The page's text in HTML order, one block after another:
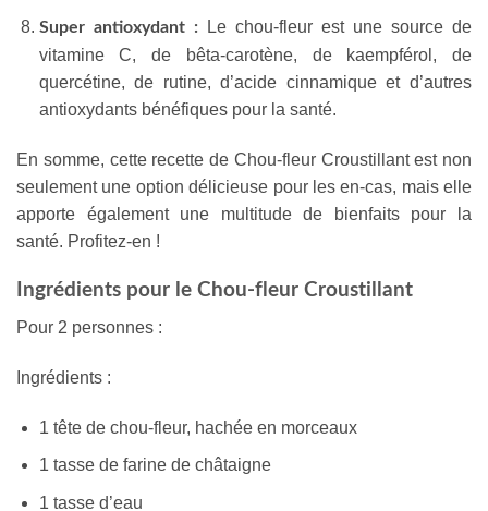
Super antioxydant :Le chou-fleur est une source de
vitamine C, de bêta-carotène, de kaempférol, de
quercétine, de rutine, d’acide cinnamique et d’autres
antioxydants bénéfiques pour la santé.
En somme, cette recette de Chou-fleur Croustillant est non
seulement une option délicieuse pour les en-cas, mais elle
apporte également une multitude de bienfaits pour la
santé. Profitez-en !
Ingrédients pour le Chou-fleur Croustillant
Pour 2 personnes :
Ingrédients :
1 tête de chou-fleur, hachée en morceaux
1 tasse de farine de châtaigne
1 tasse d’eau